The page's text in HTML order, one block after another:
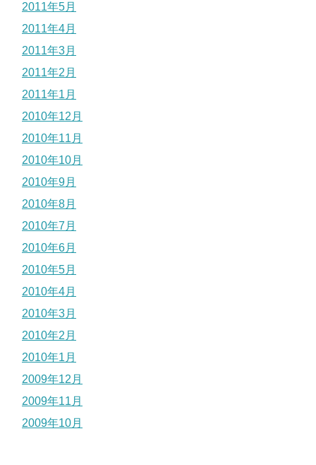
2011年5月
2011年4月
2011年3月
2011年2月
2011年1月
2010年12月
2010年11月
2010年10月
2010年9月
2010年8月
2010年7月
2010年6月
2010年5月
2010年4月
2010年3月
2010年2月
2010年1月
2009年12月
2009年11月
2009年10月